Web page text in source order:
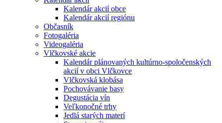
Kalendár akcií obce
Kalendár akcií regiónu
Občasník
Fotogaléria
Videogaléria
Vlčkovské akcie
Kalendár plánovaných kultúrno-spoločenských
akcií v obci Vlčkovce
Vlčkovská klobása
Pochovávanie basy
Degustácia vín
Veľkonočné trhy
Jedlá starých materí